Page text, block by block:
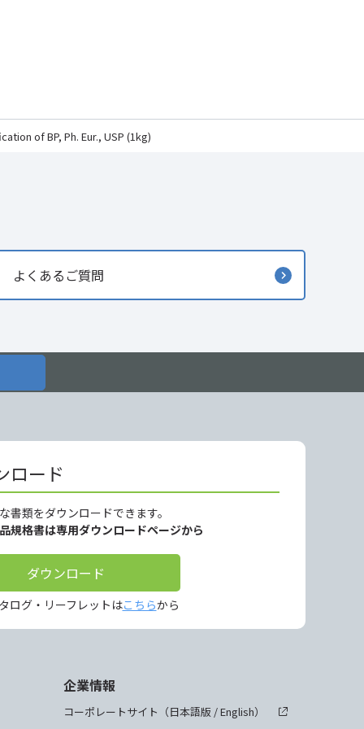
of BP, Ph. Eur., USP (1kg)
よくあるご質問
ロード
書類をダウンロードできます。
規格書は専用ダウンロードページから
ダウンロード
ログ・リーフレットはこちらから
企業情報
コーポレートサイト（日本語版 /English）